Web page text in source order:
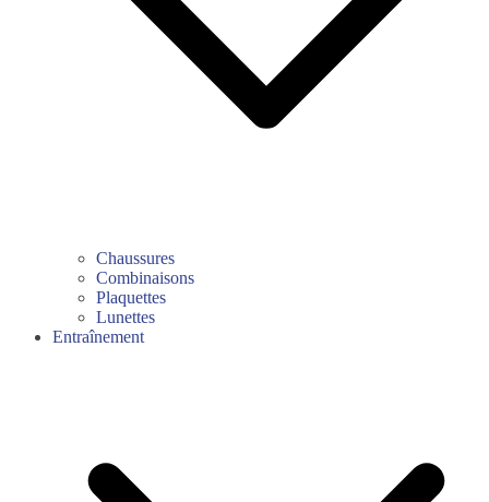
Chaussures
Combinaisons
Plaquettes
Lunettes
Entraînement